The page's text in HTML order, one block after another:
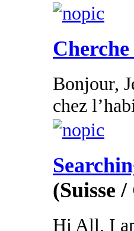
Bonjour,
chez
(Suisse /
Hi All, I